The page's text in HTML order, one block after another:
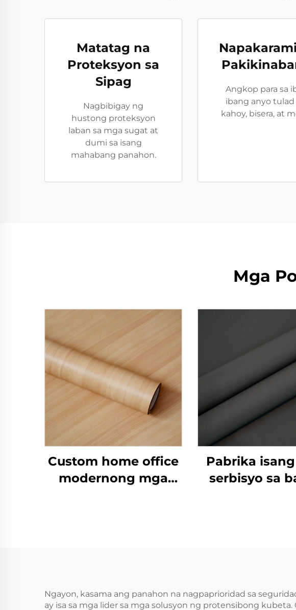
Matatag na
Proteksyon sa
Sipag
Nagbibigay ng
hustong proteksyon
laban sa mga sugat at
dumi sa isang
mahabang panahon.
Angkop para sa
ibang anyo
kahoy, bisera, at
Mga
Custom home office
modernong mga
tulugan kusina
Pabrika
serbisyo sa
panel
Ngayon, kasama ang panahon na nagpaprioridad sa
ay isa sa mga lider sa mga solusyon ng protensibong